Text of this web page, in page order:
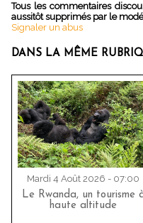
Tous les commentaires
aussitôt supprimés par le
Signaler un abus
DANS LA MÊME
Mardi 4 Août 2026 - 07:00
Le Rwanda, un tourisme
haute altitude